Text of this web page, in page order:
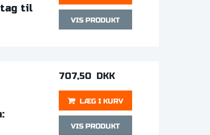
til
707,50 DKK